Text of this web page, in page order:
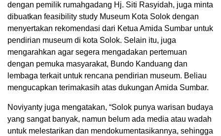
dengan pemilik rumahgadang Hj. Siti Rasyidah, juga minta
dibuatkan feasibility study Museum Kota Solok dengan
menyertakan rekomendasi dari Ketua Amida Sumbar untuk
pendirian museum di kota Solok. Selain itu, juga
mengarahkan agar segera mengadakan pertemuan
dengan pemuka masyarakat, Bundo Kanduang dan
lembaga terkait untuk rencana pendirian museum. Beliau
mengucapkan terimakasih atas dukungan Amida Sumbar.
Noviyanty juga mengatakan, “Solok punya warisan budaya
yang sangat banyak, namun belum ada media atau wadah
untuk melestarikan dan mendokumentasikannya, sehingga